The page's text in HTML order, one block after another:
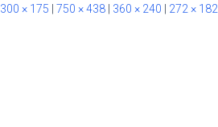
300 × 175 750 × 438 360 × 240 272 × 182